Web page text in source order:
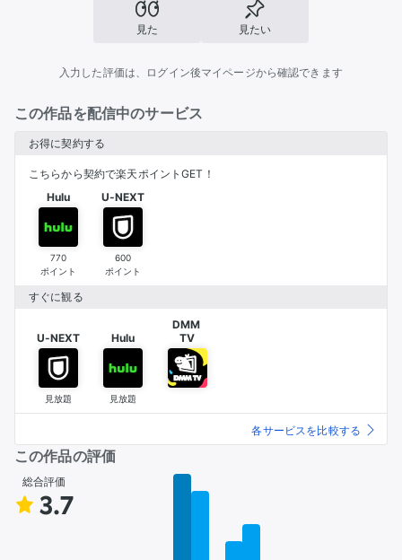
見た 見たい
入力した評価は、ログイン後マイページから確認できます
この作品を配信中のサービス
お得に契約する
こちらから契約で楽天ポイントGET！
Hulu
770
ポイント
U-NEXT
600
ポイント
すぐに観る
U-NEXT
見放題
Hulu
見放題
DMM
TV
各サービスを比較する
この作品の評価
総合評価
3.7